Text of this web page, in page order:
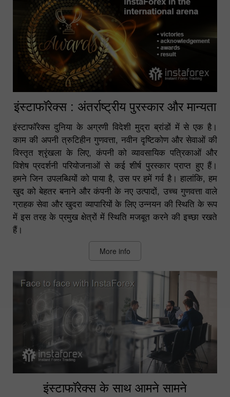
इंस्टाफॉरेक्स : अंतर्राष्ट्रीय पुरस्कार और मान्यता
इंस्टाफॉरेक्स दुनिया के अग्रणी विदेशी मुद्रा ब्रांडों में से एक है।
काम की अपनी त्रुटिहीन गुणवत्ता, नवीन दृष्टिकोण और सेवाओं की
विस्तृत श्रृंखला के लिए, कंपनी को व्यावसायिक पत्रिकाओं और
विशेष प्रदर्शनी परियोजनाओं से कई शीर्ष पुरस्कार प्राप्त हुए हैं।
हमने जिन उपलब्धियों को पाया है, उस पर हमें गर्व है। हालांकि, हम
खुद को बेहतर बनाने और कंपनी के नए उत्पादों, उच्च गुणवत्ता वाले
ग्राहक सेवा और खुदरा व्यापारियों के लिए उन्नयन की स्थिति के रूप
में इस तरह के प्रमुख क्षेत्रों में स्थिति मजबूत करने की इच्छा रखते
हैं।
More info
इंस्टाफॉरेक्स के साथ आमने सामने